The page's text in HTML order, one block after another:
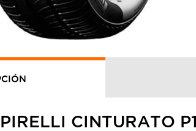
CINTURATO P1